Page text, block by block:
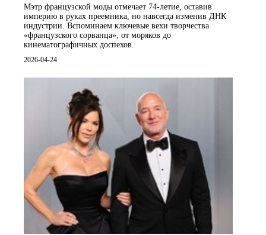
Мэтр французской моды отмечает 74-летие, оставив
империю в руках преемника, но навсегда изменив ДНК
индустрии. Вспоминаем ключевые вехи творчества
«французского сорванца», от моряков до
кинематографичных доспехов.
2026-04-24